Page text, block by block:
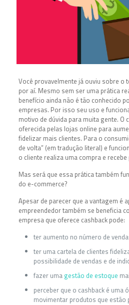
Você provavelmente já ouviu sobre o
por aí. Mesmo sem ser uma prática
benefício ainda não é tão conhecido
empresas. Por isso seu uso e
motivo de dúvida para muita gente. O
oferecida pelas lojas online para
fidelizar mais clientes. Para o
de volta” (em tradução literal) e
o cliente realiza uma compra e
Mas será que essa prática também
do e-commerce?
Apesar de parecer que a vantagem é
empreendedor também se beneficia
empresa que oferece cashback pode:
ter aumento no número de
ter uma cartela de clientes
possibilidade de vendas e de
fazer uma gestão de estoque
perceber que o cashback é uma
movimentar produtos que estão